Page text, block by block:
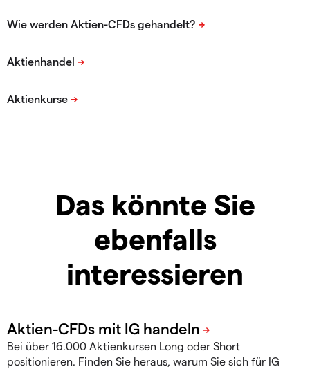
Das könnte Sie
ebenfalls
interessieren
Bei über 16.000 Aktienkursen Long oder Short
positionieren. Finden Sie heraus, warum Sie sich für IG